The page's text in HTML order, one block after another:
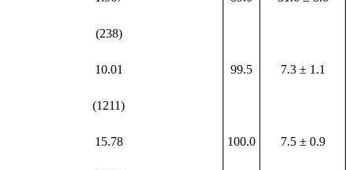
(238)
10.01 99.5 7.3 ± 1.1
(1211)
15.78 100.0 7.5 ± 0.9